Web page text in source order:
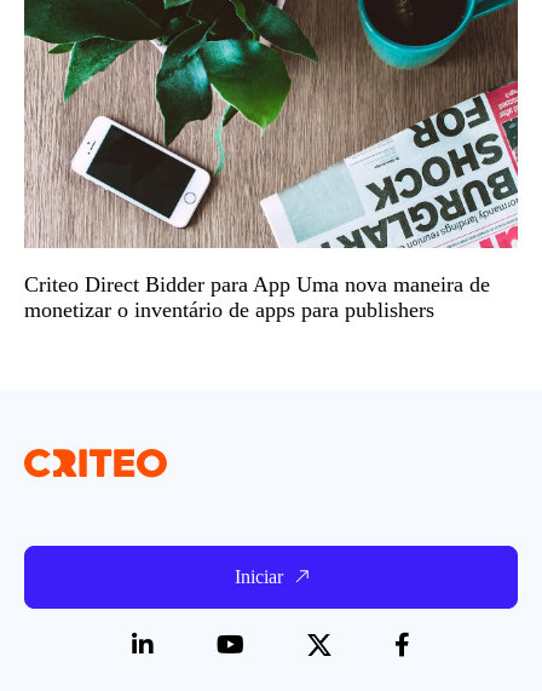
Criteo Direct Bidder para App Uma nova maneira de
monetizar o inventário de apps para publishers
Iniciar